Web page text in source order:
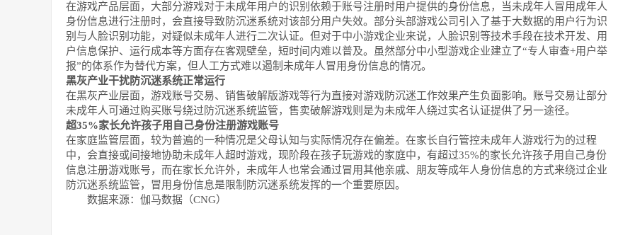
在游戏产品层面，大部分游戏对于未成年用户的识别依赖于账号注册时用户提供的身份信息，当未成年人冒用成年人
身份信息进行注册时，会直接导致防沉迷系统对该部分用户失效。部分头部游戏公司引入了基于大数据的用户行为识
别与人脸识别功能，对疑似未成年人进行二次认证。但对于中小游戏企业来说，人脸识别等技术手段在技术开发、用
户信息保护、运行成本等方面存在客观壁垒，短时间内难以普及。虽然部分中小型游戏企业建立了“专人审查+用户举
报”的体系作为替代方案，但人工方式难以遏制未成年人冒用身份信息的情况。
黑灰产业干扰防沉迷系统正常运行
在黑灰产业层面，游戏账号交易、销售破解版游戏等行为直接对游戏防沉迷工作效果产生负面影响。账号交易让部分
未成年人可通过购买账号绕过防沉迷系统监管，售卖破解游戏则是为未成年人绕过实名认证提供了另一途径。
超35%家长允许孩子用自己身份注册游戏账号
在家庭监管层面，较为普遍的一种情况是父母认知与实际情况存在偏差。在家长自行管控未成年人游戏行为的过程
中，会直接或间接地协助未成年人超时游戏，现阶段在孩子玩游戏的家庭中，有超过35%的家长允许孩子用自己身份
信息注册游戏账号，而在家长允许外，未成年人也常会通过冒用其他亲戚、朋友等成年人身份信息的方式来绕过企业
防沉迷系统监管，冒用身份信息是限制防沉迷系统发挥的一个重要原因。
数据来源：伽马数据（CNG）